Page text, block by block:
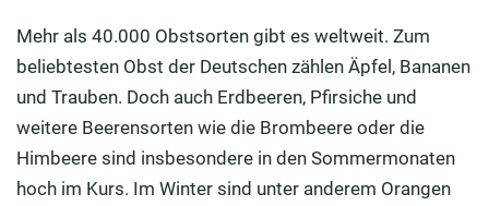
Mehr als 40.000 Obstsorten gibt es weltweit. Zum
beliebtesten Obst der Deutschen zählen Äpfel, Bananen
und Trauben. Doch auch Erdbeeren, Pfirsiche und
weitere Beerensorten wie die Brombeere oder die
Himbeere sind insbesondere in den Sommermonaten
hoch im Kurs. Im Winter sind unter anderem Orangen